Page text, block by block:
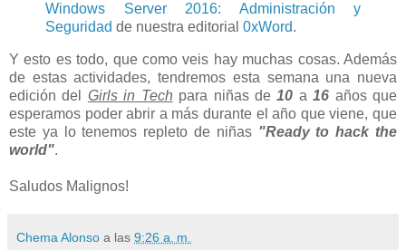
Windows Server 2016: Administración y
Seguridad de nuestra editorial 0xWord.
Y esto es todo, que como veis hay muchas cosas. Además
de estas actividades, tendremos esta semana una nueva
edición del Girls in Tech para niñas de10 a16 años que
esperamos poder abrir a más durante el año que viene, que
este ya lo tenemos repleto de niñas "Ready to hack the
world".
Saludos Malignos!
Chema Alonso a las 9:26 a. m.